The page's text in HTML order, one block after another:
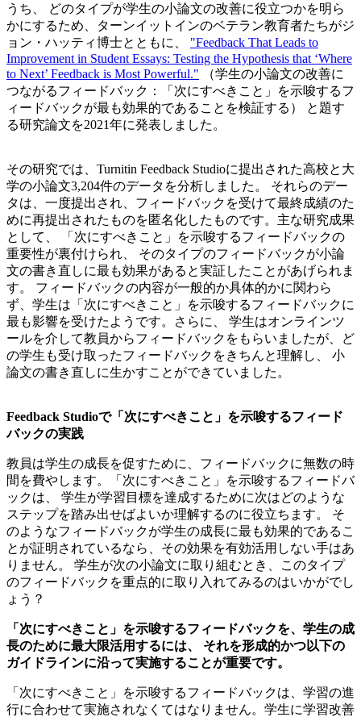
うち、 どのタイプが学生の小論文の改善に役立つかを明ら
かにするため、ターンイットインのベテラン教育者たちがジ
ョン・ハッティ博士とともに、 "Feedback That Leads to
Improvement in Student Essays: Testing the Hypothesis that ‘Where
to Next’ Feedback is Most Powerful." （学生の小論文の改善に
つながるフィードバック：「次にすべきこと」を示唆するフ
ィードバックが最も効果的であることを検証する） と題す
る研究論文を2021年に発表しました。
その研究では、Turnitin Feedback Studioに提出された高校と大
学の小論文3,204件のデータを分析しました。 それらのデー
タは、一度提出され、フィードバックを受けて最終成績のた
めに再提出されたものを匿名化したものです。主な研究成果
として、 「次にすべきこと」を示唆するフィードバックの
重要性が裏付けられ、 そのタイプのフィードバックが小論
文の書き直しに最も効果があると実証したことがあげられま
す。 フィードバックの内容が一般的か具体的かに関わら
ず、学生は「次にすべきこと」を示唆するフィードバックに
最も影響を受けたようです。さらに、 学生はオンラインツ
ールを介して教員からフィードバックをもらいましたが、ど
の学生も受け取ったフィードバックをきちんと理解し、 小
論文の書き直しに生かすことができていました。
Feedback Studioで「次にすべきこと」を示唆するフィード
バックの実践
教員は学生の成長を促すために、フィードバックに無数の時
間を費やします。「次にすべきこと」を示唆するフィードバ
ックは、 学生が学習目標を達成するために次はどのような
ステップを踏み出せばよいか理解するのに役立ちます。 そ
のようなフィードバックが学生の成長に最も効果的であるこ
とが証明されているなら、その効果を有効活用しない手はあ
りません。 学生が次の小論文に取り組むとき、このタイプ
のフィードバックを重点的に取り入れてみるのはいかがでし
ょう？
「次にすべきこと」を示唆するフィードバックを、学生の成
長のために最大限活用するには、 それを形成的かつ以下の
ガイドラインに沿って実施することが重要です。
「次にすべきこと」を示唆するフィードバックは、学習の進
行に合わせて実施されなくてはなりません。学生に学習改善